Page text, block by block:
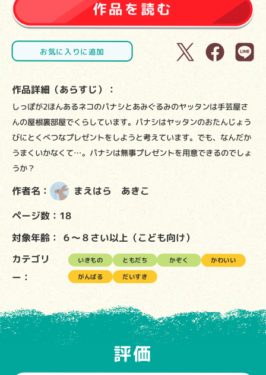
お気に入りに追加
作品詳細（あらすじ）：
しっぽが2ほんあるネコのパナシとあみぐるみのヤッタンは手芸屋さ
んの屋根裏部屋でくらしています。パナシはヤッタンのおたんじょう
びにとくべつなプレゼントをしようと考えています。でも、なんだか
うまくいかなくて…。パナシは無事プレゼントを用意できるのでしょ
うか？
作者名： まえはら あきこ
ページ数：18
対象年齢： ６～８さい以上（こども向け）
カテゴリ
ー：
いきもの ともだち かぞく かわいい
がんばる だいすき
評価